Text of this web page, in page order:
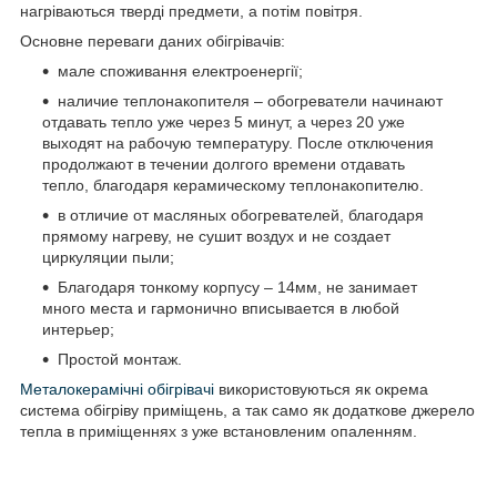
нагріваються тверді предмети, а потім повітря.
Основне переваги даних обігрівачів:
мале споживання електроенергії;
наличие теплонакопителя – обогреватели начинают
отдавать тепло уже через 5 минут, а через 20 уже
выходят на рабочую температуру. После отключения
продолжают в течении долгого времени отдавать
тепло, благодаря керамическому теплонакопителю.
в отличие от масляных обогревателей, благодаря
прямому нагреву, не сушит воздух и не создает
циркуляции пыли;
Благодаря тонкому корпусу – 14мм, не занимает
много места и гармонично вписывается в любой
интерьер;
Простой монтаж.
Металокерамічні обігрівачі використовуються як окрема
система обігріву приміщень, а так само як додаткове джерело
тепла в приміщеннях з уже встановленим опаленням.